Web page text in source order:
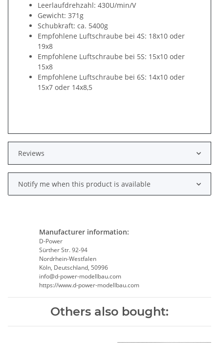
Leerlaufdrehzahl: 430U/min/V
Gewicht: 371g
Schubkraft: ca. 5400g
Empfohlene Luftschraube bei 4S: 18x10 oder
19x8
Empfohlene Luftschraube bei 5S: 15x10 oder
15x8
Empfohlene Luftschraube bei 6S: 14x10 oder
15x7 oder 14x8,5
Reviews
Notify me when this product is available
Manufacturer information:
D-Power
Sürther Str. 92-94
Nordrhein-Westfalen
Köln, Deutschland, 50996
info@d-power-modellbau.com
https://www.d-power-modellbau.com
Others also bought: